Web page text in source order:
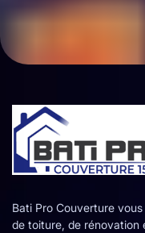
Bati Pro Couverture
de toiture, de rénovation